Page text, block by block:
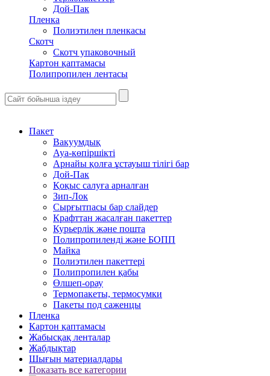
Дой-Пак
Пленка
Полиэтилен пленкасы
Скотч
Скотч упаковочный
Картон қаптамасы
Полипропилен лентасы
Пакет
Вакуумдық
Ауа-көпіршікті
Арнайы қолға ұстауыш тілігі бар
Дой-Пак
Қоқыс салуға арналған
Зип-Лок
Сырғытпасы бар слайдер
Крафттан жасалған пакеттер
Курьерлік және пошта
Полипропиленді және БОПП
Майка
Полиэтилен пакеттері
Полипропилен қабы
Өлшеп-орау
Термопакеты, термосумки
Пакеты под саженцы
Пленка
Картон қаптамасы
Жабысқақ ленталар
Жабдықтар
Шығын материалдары
Показать все категории